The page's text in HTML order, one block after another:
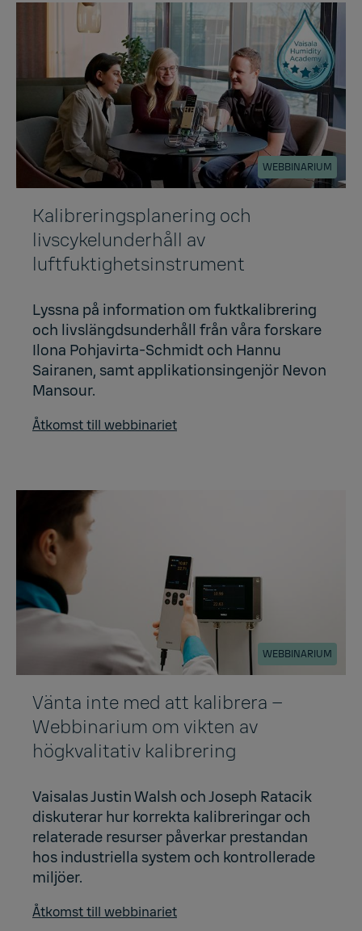
WEBBINARIUM
Kalibreringsplanering och
livscykelunderhåll av
luftfuktighetsinstrument
Lyssna på information om fuktkalibrering
och livslängdsunderhåll från våra forskare
Ilona Pohjavirta-Schmidt och Hannu
Sairanen, samt applikationsingenjör Nevon
Mansour.
Åtkomst till webbinariet
WEBBINARIUM
Vänta inte med att kalibrera –
Webbinarium om vikten av
högkvalitativ kalibrering
Vaisalas Justin Walsh och Joseph Ratacik
diskuterar hur korrekta kalibreringar och
relaterade resurser påverkar prestandan
hos industriella system och kontrollerade
miljöer.
Åtkomst till webbinariet